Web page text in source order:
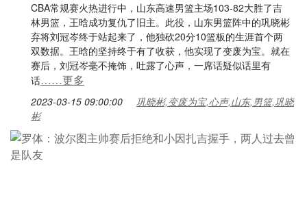
CBA常规赛火热进行中，山东高速男篮主场103-82大胜了吉
林男篮，王晗成功复仇了旧主。此役，山东男篮阵中的巩晓彬
弃将刘冠岑终于站起来了，他独砍20分10篮板的生涯首个两
双数据。王晗的坚持终于有了收获，他实现了变废为宝。就在
赛后，刘冠岑毫不掩饰，吐露了心声，一席话疑似话里有
话……更多
2023-03-15 09:00:00
巩晓彬,变废为宝,心声,山东,男篮,巩晓
彬